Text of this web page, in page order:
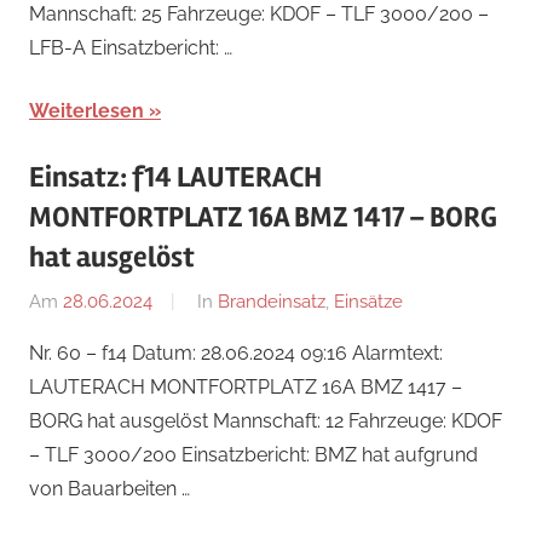
Mannschaft: 25 Fahrzeuge: KDOF – TLF 3000/200 –
LFB-A Einsatzbericht: …
Weiterlesen
Einsatz: f14 LAUTERACH
MONTFORTPLATZ 16A BMZ 1417 – BORG
hat ausgelöst
Am 28.06.2024
Von
Steiner
In Brandeinsatz, Einsätze
Nr. 60 – f14 Datum: 28.06.2024 09:16 Alarmtext:
LAUTERACH MONTFORTPLATZ 16A BMZ 1417 –
BORG hat ausgelöst Mannschaft: 12 Fahrzeuge: KDOF
– TLF 3000/200 Einsatzbericht: BMZ hat aufgrund
von Bauarbeiten …